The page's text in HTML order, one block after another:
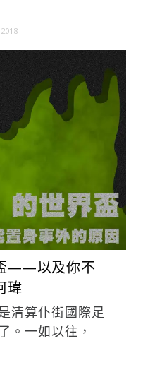
——以及你不
瑋
清算仆街國際足
。一如以往，